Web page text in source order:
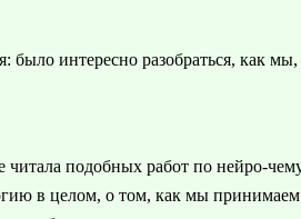
было интересно разобраться, как
подобных работ по нейро-
в целом, о том, как мы